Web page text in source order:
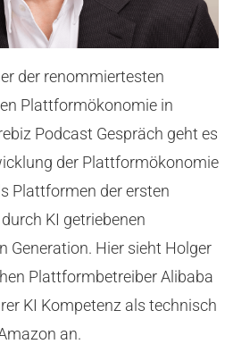
der renommiertesten
Plattformökonomie in
Podcast Gespräch geht es
der Plattformökonomie
Plattformen der ersten
KI getriebenen
Generation. Hier sieht Holger
Plattformbetreiber Alibaba
KI Kompetenz als technisch
an.